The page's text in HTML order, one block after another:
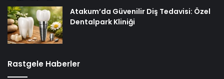
Atakum’da Güvenilir Diş Tedavisi: Özel
Dentalpark Kliniği
Rastgele Haberler